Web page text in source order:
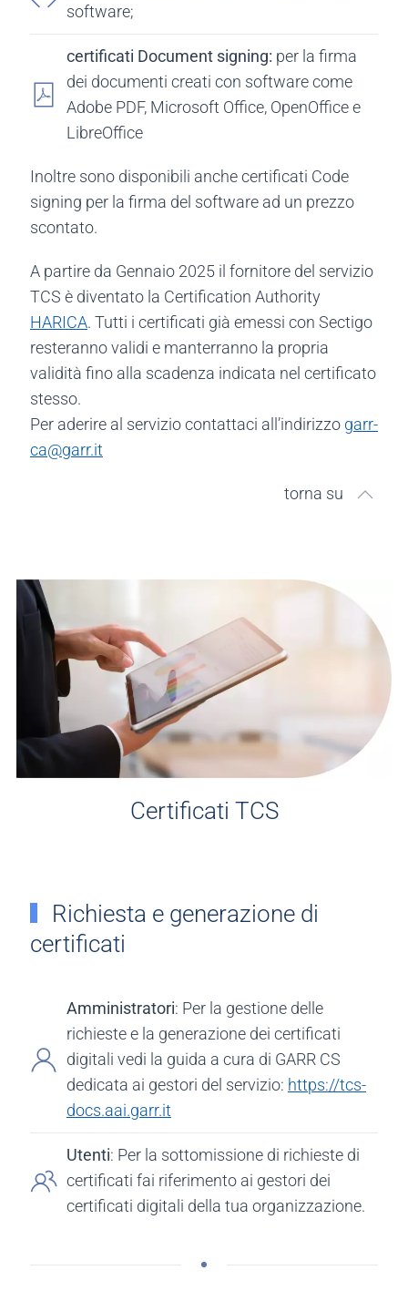
software;
certificati Document signing: per la firma
dei documenti creati con software come
Adobe PDF, Microsoft Office, OpenOffice e
LibreOffice
Inoltre sono disponibili anche certificati Code
signing per la firma del software ad un prezzo
scontato.
A partire da Gennaio 2025 il fornitore del servizio
TCS è diventato la Certification Authority
HARICA. Tutti i certificati già emessi con Sectigo
resteranno validi e manterranno la propria
validità fino alla scadenza indicata nel certificato
stesso.
Per aderire al servizio contattaci all’indirizzo garr-
ca@garr.it
torna su
Certificati TCS
Richiesta e generazione di
certificati
Amministratori: Per la gestione delle
richieste e la generazione dei certificati
digitali vedi la guida a cura di GARR CS
dedicata ai gestori del servizio: https://tcs-
docs.aai.garr.it
Utenti: Per la sottomissione di richieste di
certificati fai riferimento ai gestori dei
certificati digitali della tua organizzazione.